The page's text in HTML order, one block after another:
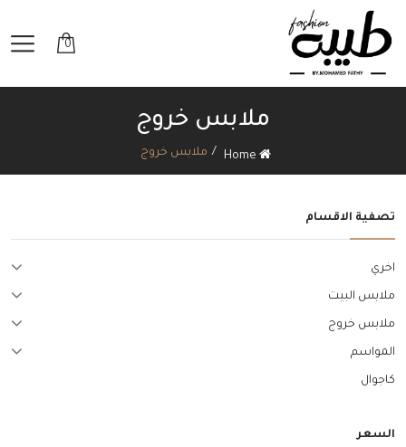
0
ملابس خروج
ملابس خروج
تصفية الاقسام
اخري
ملابس البيت
ملابس خروج
المواسم
كاجوال
السعر